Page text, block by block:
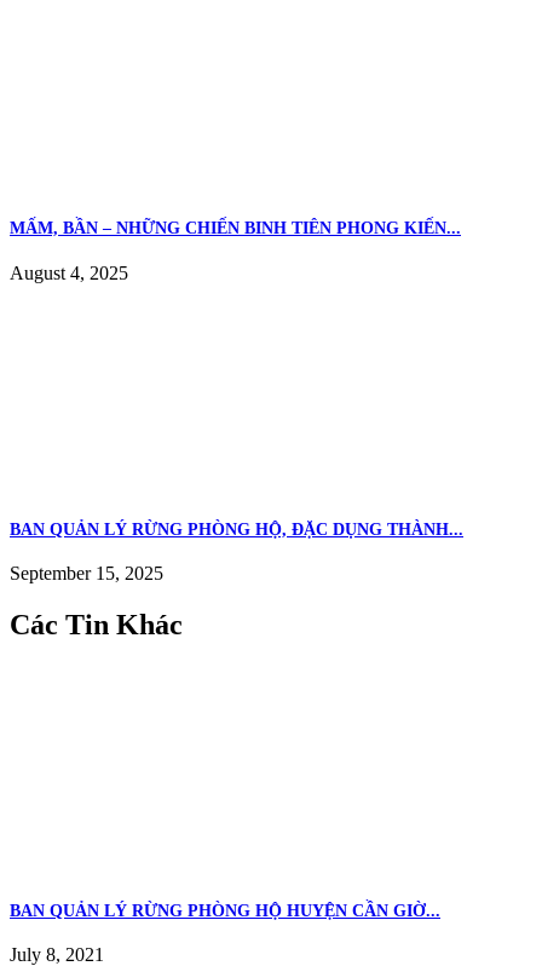
MẤM, BẦN – NHỮNG CHIẾN BINH TIÊN PHONG KIẾN...
August 4, 2025
BAN QUẢN LÝ RỪNG PHÒNG HỘ, ĐẶC DỤNG THÀNH...
September 15, 2025
Các Tin Khác
BAN QUẢN LÝ RỪNG PHÒNG HỘ HUYỆN CẦN GIỜ...
July 8, 2021